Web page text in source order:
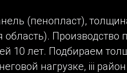
(пенопласт),
10 лет. Подбираем
нагрузке, iii